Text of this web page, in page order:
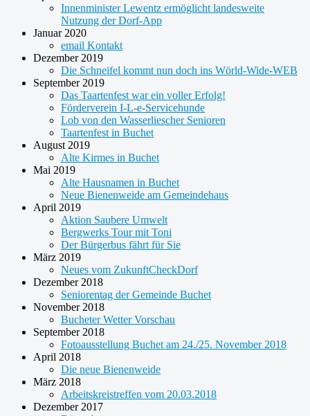
Innenminister Lewentz ermöglicht landesweite
Nutzung der Dorf-App
Januar 2020
email Kontakt
Dezember 2019
Die Schneifel kommt nun doch ins Wörld-Wide-WEB
September 2019
Das Taartenfest war ein voller Erfolg!
Förderverein I-L-e-Servicehunde
Lob von den Wasserliescher Senioren
Taartenfest in Buchet
August 2019
Alte Kirmes in Buchet
Mai 2019
Alte Hausnamen in Buchet
Neue Bienenweide am Gemeindehaus
April 2019
Aktion Saubere Umwelt
Bergwerks Tour mit Toni
Der Bürgerbus fährt für Sie
März 2019
Neues vom ZukunftCheckDorf
Dezember 2018
Seniorentag der Gemeinde Buchet
November 2018
Bucheter Wetter Vorschau
September 2018
Fotoausstellung Buchet am 24./25. November 2018
April 2018
Die neue Bienenweide
März 2018
Arbeitskreistreffen vom 20.03.2018
Dezember 2017